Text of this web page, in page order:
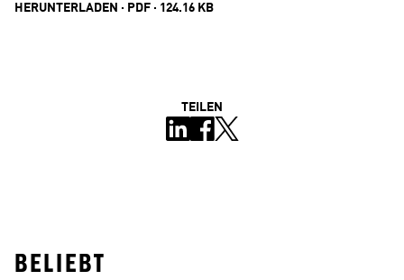
HERUNTERLADEN · PDF · 124.16 KB
TEILEN
BELIEBT